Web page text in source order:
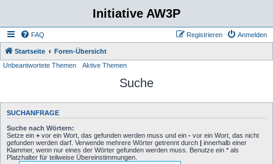
Initiative AW3P
FAQ Anmelden
Registrieren
Startseite
Foren-Übersicht
Unbeantwortete Themen
Aktive Themen
Suche
SUCHANFRAGE
Suche nach Wörtern:
Setze ein + vor ein Wort, das gefunden werden muss und ein - vor ein Wort, das nicht
gefunden werden darf. Verwende mehrere Wörter getrennt durch | innerhalb einer
Klammer, wenn nur eines der Wörter gefunden werden muss. Benutze ein * als
Platzhalter für teilweise Übereinstimmungen.